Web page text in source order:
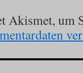
Akismet, um